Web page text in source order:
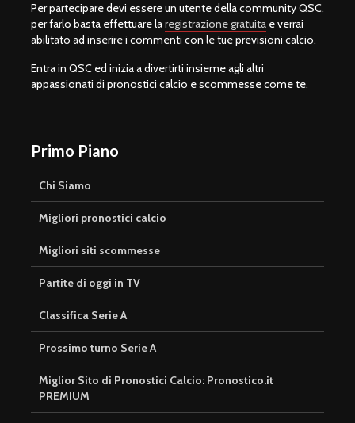
Per partecipare devi essere un utente della community QSC,
per farlo basta effettuare laregistrazione gratuita e verrai
abilitato ad inserire i commenti con le tue previsioni calcio.
Entra in QSC ed inizia a divertirti insieme agli altri
appassionati di pronostici calcio e scommesse come te.
Primo Piano
Chi Siamo
Migliori pronostici calcio
Migliori siti scommesse
Partite di oggi in TV
Classifica Serie A
Prossimo turno Serie A
Miglior Sito di Pronostici Calcio: Pronostico.it
PREMIUM